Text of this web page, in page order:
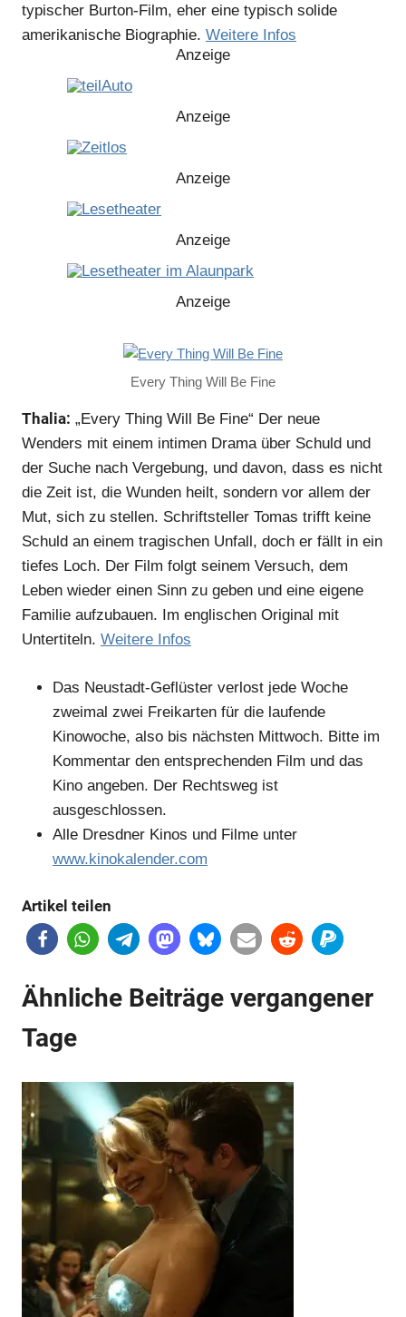
typischer Burton-Film, eher eine typisch solide
amerikanische Biographie. Weitere Infos
Anzeige
Anzeige
Anzeige
Anzeige
Anzeige
Anzeige
Anzeige
Every Thing Will Be Fine
Thalia: „Every Thing Will Be Fine“ Der neue
Wenders mit einem intimen Drama über Schuld und
der Suche nach Vergebung, und davon, dass es nicht
die Zeit ist, die Wunden heilt, sondern vor allem der
Mut, sich zu stellen. Schriftsteller Tomas trifft keine
Schuld an einem tragischen Unfall, doch er fällt in ein
tiefes Loch. Der Film folgt seinem Versuch, dem
Leben wieder einen Sinn zu geben und eine eigene
Familie aufzubauen. Im englischen Original mit
Untertiteln. Weitere Infos
Das Neustadt-Geflüster verlost jede Woche
zweimal zwei Freikarten für die laufende
Kinowoche, also bis nächsten Mittwoch. Bitte im
Kommentar den entsprechenden Film und das
Kino angeben. Der Rechtsweg ist
ausgeschlossen.
Alle Dresdner Kinos und Filme unter
www.kinokalender.com
Artikel teilen
Ähnliche Beiträge vergangener
Tage